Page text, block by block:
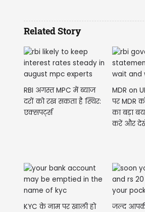
Related Story
RBI अगस्त MPC में ब्याज
दरों को रख सकता है स्थिर:
एक्सपर्ट्स
MDR on
पर MDR
का बड़ा
करें और
KYC के नाम पर खाली हो
जल्द